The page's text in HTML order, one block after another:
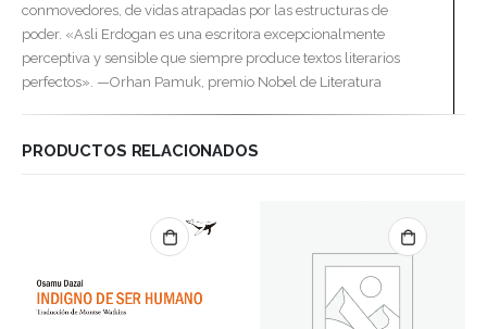
conmovedores, de vidas atrapadas por las estructuras de
poder. «Asli Erdogan es una escritora excepcionalmente
perceptiva y sensible que siempre produce textos literarios
perfectos». —Orhan Pamuk, premio Nobel de Literatura
PRODUCTOS RELACIONADOS